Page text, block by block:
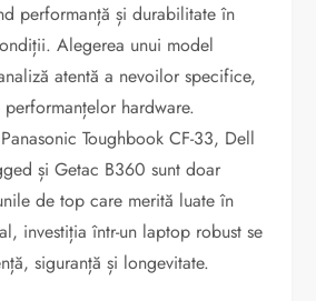
performanță și durabilitate în
Alegerea unui model
atentă a nevoilor specifice,
hardware.
Toughbook CF-33, Dell
și Getac B360 sunt doar
de top care merită luate în
investiția într-un laptop robust se
siguranță și longevitate.